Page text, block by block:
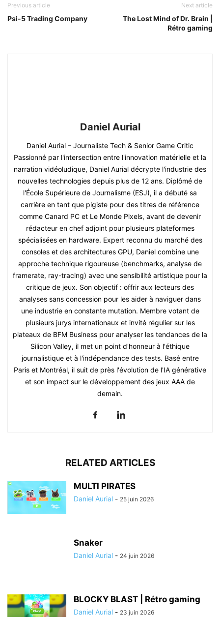
Previous article
Psi-5 Trading Company
Next article
The Lost Mind of Dr. Brain |
Rétro gaming
Daniel Aurial
Daniel Aurial – Journaliste Tech & Senior Game Critic
Passionné par l'intersection entre l'innovation matérielle et la
narration vidéoludique, Daniel Aurial décrypte l'industrie des
nouvelles technologies depuis plus de 12 ans. Diplômé de
l'École Supérieure de Journalisme (ESJ), il a débuté sa
carrière en tant que pigiste pour des titres de référence
comme Canard PC et Le Monde Pixels, avant de devenir
rédacteur en chef adjoint pour plusieurs plateformes
spécialisées en hardware. Expert reconnu du marché des
consoles et des architectures GPU, Daniel combine une
approche technique rigoureuse (benchmarks, analyse de
framerate, ray-tracing) avec une sensibilité artistique pour la
critique de jeux. Son objectif : offrir aux lecteurs des
analyses sans concession pour les aider à naviguer dans
une industrie en constante mutation. Membre votant de
plusieurs jurys internationaux et invité régulier sur les
plateaux de BFM Business pour analyser les tendances de la
Silicon Valley, il met un point d'honneur à l'éthique
journalistique et à l'indépendance des tests. Basé entre
Paris et Montréal, il suit de près l'évolution de l'IA générative
et son impact sur le développement des jeux AAA de
demain.
RELATED ARTICLES
MULTI PIRATES
Daniel Aurial - 25 juin 2026
Snaker
Daniel Aurial - 24 juin 2026
BLOCKY BLAST | Rétro gaming
Daniel Aurial - 23 juin 2026